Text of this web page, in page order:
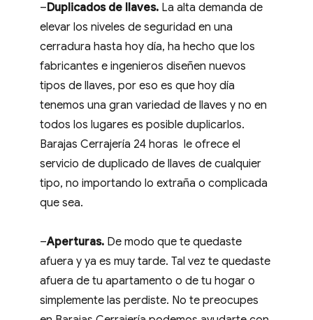
–Duplicados de llaves. La alta demanda de
elevar los niveles de seguridad en una
cerradura hasta hoy día, ha hecho que los
fabricantes e ingenieros diseñen nuevos
tipos de llaves, por eso es que hoy día
tenemos una gran variedad de llaves y no en
todos los lugares es posible duplicarlos.
Barajas Cerrajería 24 horas le ofrece el
servicio de duplicado de llaves de cualquier
tipo, no importando lo extraña o complicada
que sea.
–Aperturas. De modo que te quedaste
afuera y ya es muy tarde. Tal vez te quedaste
afuera de tu apartamento o de tu hogar o
simplemente las perdiste. No te preocupes